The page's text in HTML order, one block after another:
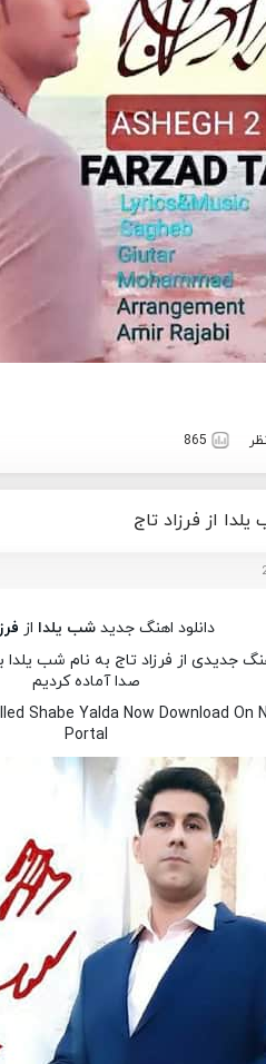
865
از فرزاد تاج
دانلود اهنگ جدیدشب یلدا از
جدیدی از فرزاد تاج به نام شب یلدا
صدا آماده کردیم
Shabe Yalda Now Download On
Portal